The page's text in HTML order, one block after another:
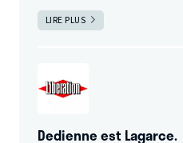
LIRE PLUS
Dedienne est Lagarce.